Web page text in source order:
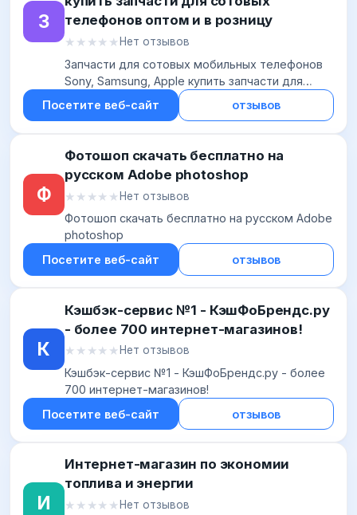
З
телефонов оптом и в розницу
★★★★★
★★★★★ Нет отзывов
Запчасти для сотовых мобильных телефонов
Sony, Samsung, Apple купить запчасти для
сотовых телефонов оптом и в розницу
Посетите веб-сайт отзывов
Ф
Фотошоп скачать бесплатно на
русском Adobe photoshop
★★★★★
★★★★★ Нет отзывов
Фотошоп скачать бесплатно на русском Adobe
photoshop
Посетите веб-сайт
отзывов
К
Кэшбэк-сервис №1 - КэшФоБрендс.ру
- более 700 интернет-магазинов!
★★★★★
★★★★★ Нет отзывов
Кэшбэк-сервис №1 - КэшФоБрендс.ру - более
700 интернет-магазинов!
Посетите веб-сайт
отзывов
И
Интернет-магазин по экономии
топлива и энергии
★★★★★
★★★★★ Нет отзывов